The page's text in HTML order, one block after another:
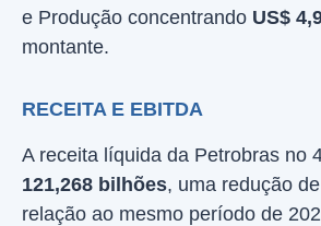
e Produção concentrando US$
montante.
RECEITA E EBITDA
A receita líquida da Petrobras no
121,268 bilhões, uma redução
relação ao mesmo período de